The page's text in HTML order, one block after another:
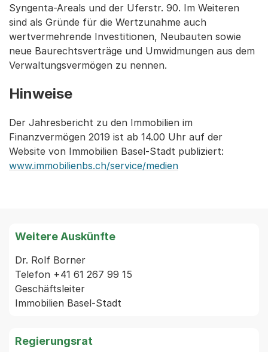
Syngenta-Areals und der Uferstr. 90. Im Weiteren
sind als Gründe für die Wertzunahme auch
wertvermehrende Investitionen, Neubauten sowie
neue Baurechtsverträge und Umwidmungen aus dem
Verwaltungsvermögen zu nennen.
Hinweise
Der Jahresbericht zu den Immobilien im
Finanzvermögen 2019 ist ab 14.00 Uhr auf der
Website von Immobilien Basel-Stadt publiziert:
www.immobilienbs.ch/service/medien
Weitere Auskünfte
Dr. Rolf Borner
Telefon +41 61 267 99 15
Geschäftsleiter
Regierungsrat